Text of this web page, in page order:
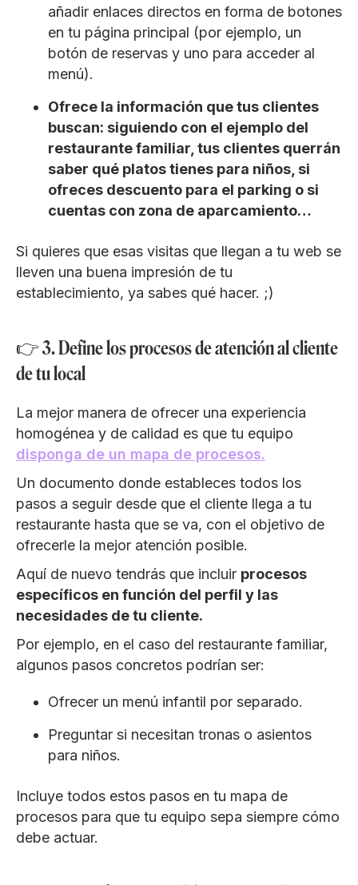
añadir enlaces directos en forma de botones
en tu página principal (por ejemplo, un
botón de reservas y uno para acceder al
menú).
Ofrece la información que tus clientes
buscan: siguiendo con el ejemplo del
restaurante familiar, tus clientes querrán
saber qué platos tienes para niños, si
ofreces descuento para el parking o si
cuentas con zona de aparcamiento…
Si quieres que esas visitas que llegan a tu web se
lleven una buena impresión de tu
establecimiento, ya sabes qué hacer. ;)
👉 3. Define los procesos de atención al cliente
de tu local
La mejor manera de ofrecer una experiencia
homogénea y de calidad es que tu equipo
disponga de un mapa de procesos.
Un documento donde estableces todos los
pasos a seguir desde que el cliente llega a tu
restaurante hasta que se va, con el objetivo de
ofrecerle la mejor atención posible.
Aquí de nuevo tendrás que incluir procesos
específicos en función del perfil y las
necesidades de tu cliente.
Por ejemplo, en el caso del restaurante familiar,
algunos pasos concretos podrían ser:
Ofrecer un menú infantil por separado.
Preguntar si necesitan tronas o asientos
para niños.
Incluye todos estos pasos en tu mapa de
procesos para que tu equipo sepa siempre cómo
debe actuar.